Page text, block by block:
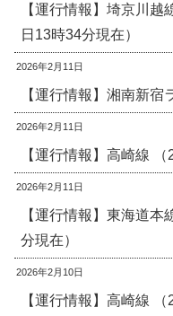
【運行情報】埼京川
日13時34分現在）
2026年2月11日
【運行情報】湘南新宿
2026年2月11日
【運行情報】高崎線
2026年2月11日
【運行情報】東海道
分現在）
2026年2月10日
【運行情報】高崎線